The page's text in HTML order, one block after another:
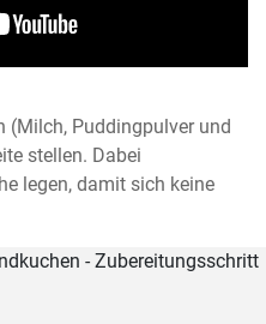
(Milch, Puddingpulver und
stellen. Dabei
legen, damit sich keine